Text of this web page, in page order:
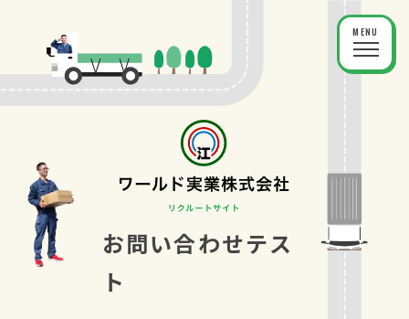
TOP
仕事内容
働く環境
お問い合わせテス
ト